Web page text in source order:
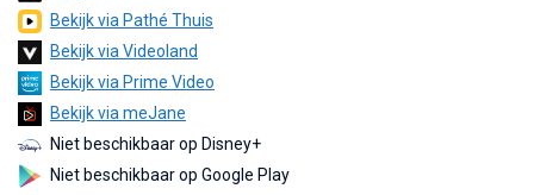
Bekijk via Pathé Thuis
Bekijk via Videoland
Bekijk via Prime Video
Bekijk via meJane
Niet beschikbaar op Disney+
Niet beschikbaar op Google Play